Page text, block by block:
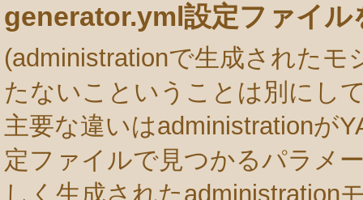
generator.yml設定ファイル
(administrationで生成されたモ
たないこということは別にし
主要な違いはadministrationが
定ファイルで見つかるパラメ
しく生成されたadministration